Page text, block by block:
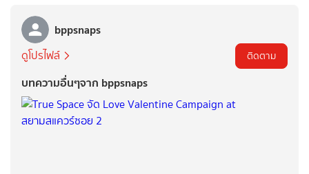
bppsnaps
ดูโปรไฟล์ ติดตาม
บทความอื่นๆจาก bppsnaps